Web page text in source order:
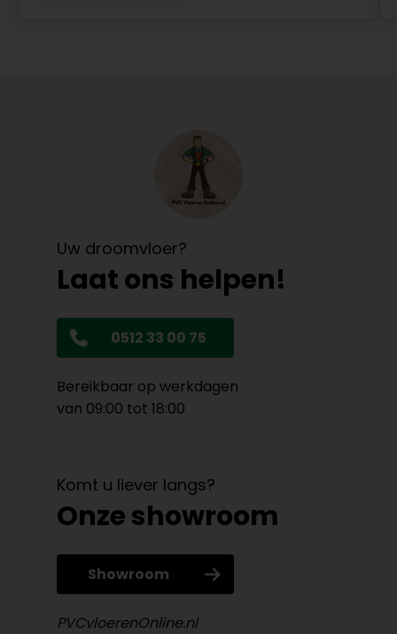
Uw droomvloer?
Laat ons helpen!
0512 33 00 75
Bereikbaar op werkdagen
van 09:00 tot 18:00
Komt u liever langs?
Onze showroom
Showroom
PVCvloerenOnline.nl